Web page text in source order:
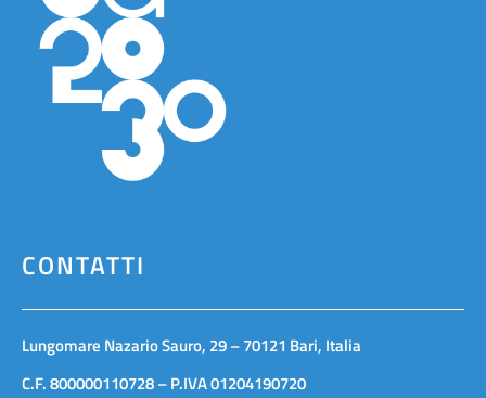
CONTATTI
Lungomare Nazario Sauro, 29 – 70121 Bari, Italia
C.F. 800000110728 – P.IVA 01204190720